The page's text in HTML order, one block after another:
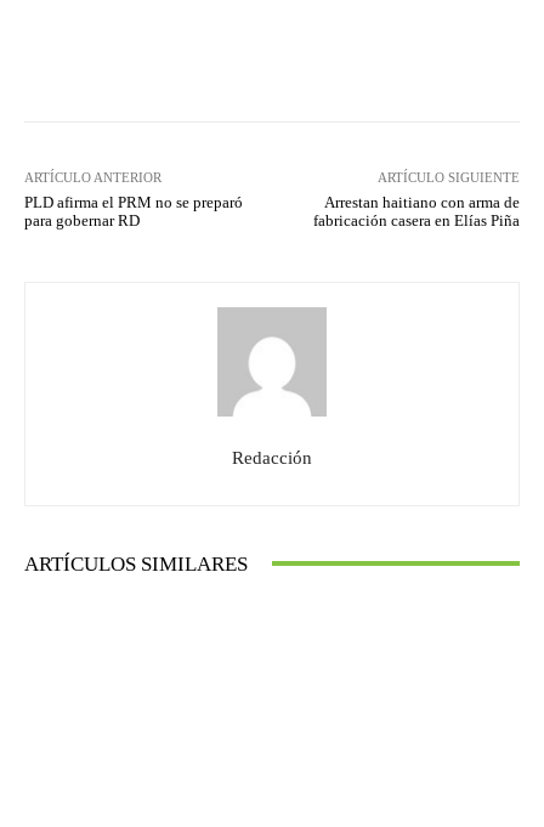
ARTÍCULO ANTERIOR
PLD afirma el PRM no se preparó
para gobernar RD
ARTÍCULO SIGUIENTE
Arrestan haitiano con arma de
fabricación casera en Elías Piña
Redacción
ARTÍCULOS SIMILARES